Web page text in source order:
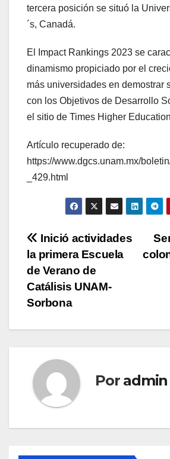
tercera posición se situó la
´s, Canadá.
El Impact Rankings 2023 se
dinamismo propiciado por el
más universidades en demostrar
con los Objetivos de Desarrollo
el sitio de Times Higher
Artículo recuperado de:
https://www.dgcs.unam.mx/
_429.html
Navegación
de
entradas
Inició actividades
la primera Escuela
de Verano de
Catálisis UNAM-
Sorbona
Por admin